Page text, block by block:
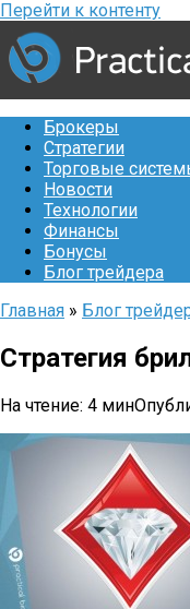
Перейти к контенту
Брокеры
Стратегии
Торговые
Новости
Технологии
Финансы
Бонусы
Блог трейдера
Главная » Блог
Стратегия
На чтение: 4 мин